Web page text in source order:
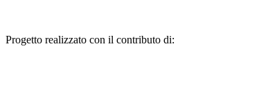
Progetto realizzato con il contributo di: